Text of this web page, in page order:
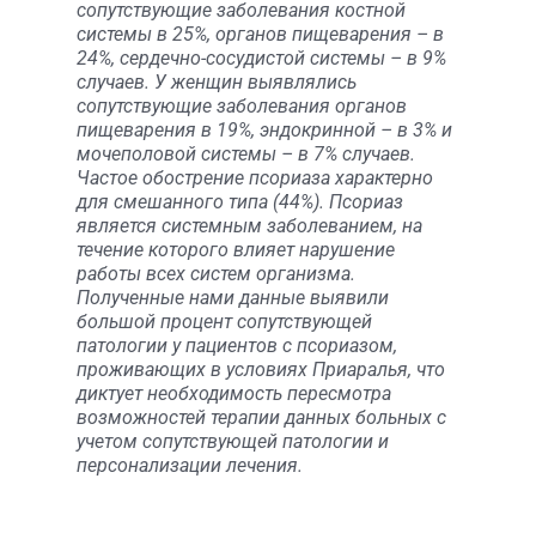
сопутствующие заболевания костной
системы в 25%, органов пищеварения – в
24%, сердечно-сосудистой системы – в 9%
случаев. У женщин выявлялись
сопутствующие заболевания органов
пищеварения в 19%, эндокринной – в 3% и
мочеполовой системы – в 7% случаев.
Частое обострение псориаза характерно
для смешанного типа (44%). Псориаз
является системным заболеванием, на
течение которого влияет нарушение
работы всех систем организма.
Полученные нами данные выявили
большой процент сопутствующей
патологии у пациентов с псориазом,
проживающих в условиях Приаралья, что
диктует необходимость пересмотра
возможностей терапии данных больных с
учетом сопутствующей патологии и
персонализации лечения.